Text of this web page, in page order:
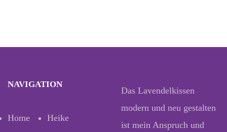
NAVIGATION
Home
Heike
Das Lavendelkissen
modern und neu gestalten
ist mein Anspruch und